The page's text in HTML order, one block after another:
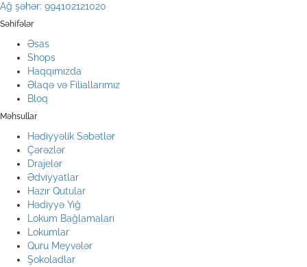
Ağ şəhər: 994102121020
Səhifələr
Əsas
Shops
Haqqımızda
Əlaqə və Filiallarımız
Bloq
Məhsullar
Hədiyyəlik Səbətlər
Çərəzlər
Drajelər
Ədviyyatlar
Hazır Qutular
Hədiyyə Yığ
Lokum Bağlamaları
Lokumlar
Quru Meyvələr
Şokoladlar